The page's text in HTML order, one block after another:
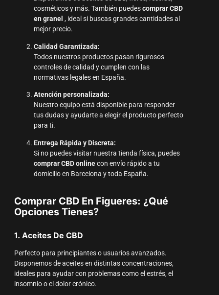
cosméticos y más. También puedescomprar CBD
en granel , ideal si buscas grandes cantidades al
mejor precio.
Calidad Garantizada:
Todos nuestros productos pasan rigurosos
controles de calidad y cumplen con las
normativas legales en España.
Atención personalizada:
Nuestro equipo está disponible para responder
tus dudas y ayudarte a elegir el producto perfecto
para ti.
Entrega Rápida y Discreta:
Si no puedes visitar nuestra tienda física, puedes
comprar CBD onlinecon envío rápido a tu
domicilio en Barcelona y toda España.
Comprar CBD En Figueres: ¿Qué
Opciones Tienes?
1. Aceites De CBD
Perfecto para principiantes o usuarios avanzados.
Disponemos de aceites en distintas concentraciones,
ideales para ayudar con problemas como el estrés, el
insomnio o el dolor crónico.